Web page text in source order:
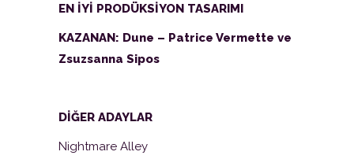
EN İYİ PRODÜKSİYON TASARIMI
KAZANAN: Dune – Patrice Vermette ve
Zsuzsanna Sipos
DİĞER ADAYLAR
Nightmare Alley